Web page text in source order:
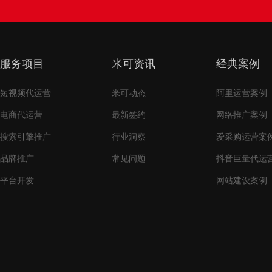
服务项目
短视频代运营
电商代运营
搜索引擎推广
品牌推广
平台开发
米可资讯
米可动态
最新签约
行业洞察
常见问题
经典案例
阿里运营案例
网络推广案例
爱采购运营案
抖音巨量代运
网站建设案例